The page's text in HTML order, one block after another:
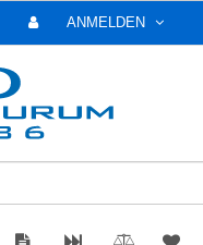
ANMELDEN